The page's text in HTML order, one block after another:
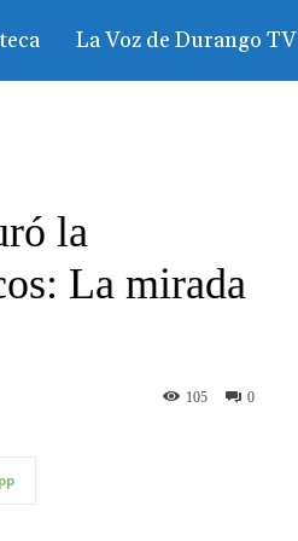
La Voz de Durango TV
la
La mirada
0
105